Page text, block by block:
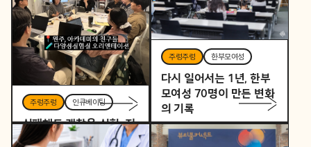
주렁주렁 인큐베이팅
실패해도 괜찮은 실험, 지
역을 바꾸는 작은 시작
주렁주렁 한부모여성
다시 일어서는 1년, 한부
모여성 70명이 만든 변화
의 기록